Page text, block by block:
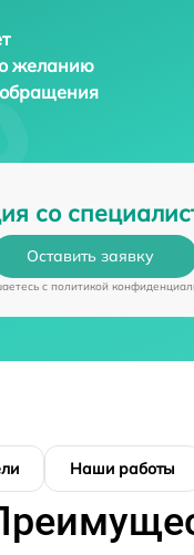
желанию
со
Оставить заявку
c политикой
Наши работы